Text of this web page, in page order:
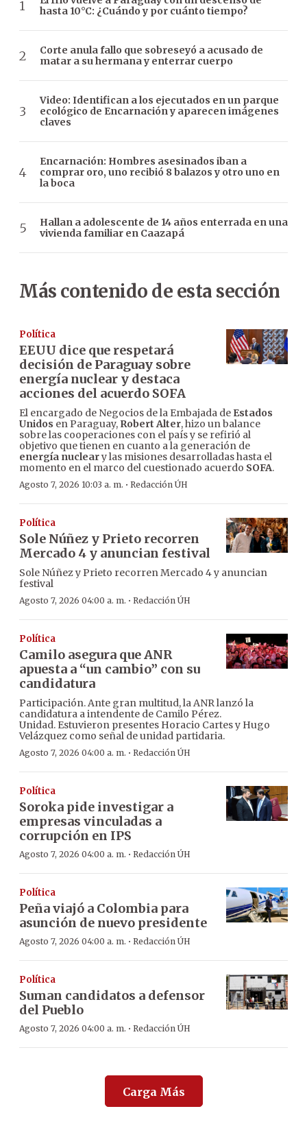
hasta 10°C: ¿Cuándo y por cuánto tiempo?
Corte anula fallo que sobreseyó a acusado de
matar a su hermana y enterrar cuerpo
Video: Identifican a los ejecutados en un parque
ecológico de Encarnación y aparecen imágenes
claves
Encarnación: Hombres asesinados iban a
comprar oro, uno recibió 8 balazos y otro uno en
la boca
Hallan a adolescente de 14 años enterrada en una
vivienda familiar en Caazapá
Más contenido de esta sección
Política
EEUU dice que respetará
decisión de Paraguay sobre
energía nuclear y destaca
acciones del acuerdo SOFA
El encargado de Negocios de la Embajada de Estados
Unidos en Paraguay, Robert Alter, hizo un balance
sobre las cooperaciones con el país y se refirió al
objetivo que tienen en cuanto a la generación de
energía nucleary las misiones desarrolladas hasta el
momento en el marco del cuestionado acuerdo SOFA.
Agosto 7, 2026 10:03 a. m. · Redacción ÚH
Política
Sole Núñez y Prieto recorren
Mercado 4 y anuncian festival
Sole Núñez y Prieto recorren Mercado 4 y anuncian
festival
Agosto 7, 2026 04:00 a. m. · Redacción ÚH
Política
Camilo asegura que ANR
apuesta a “un cambio” con su
candidatura
Participación. Ante gran multitud, la ANR lanzó la
candidatura a intendente de Camilo Pérez.
Unidad. Estuvieron presentes Horacio Cartes y Hugo
Velázquez como señal de unidad partidaria.
Agosto 7, 2026 04:00 a. m. · Redacción ÚH
Política
Soroka pide investigar a
empresas vinculadas a
corrupción en IPS
Agosto 7, 2026 04:00 a. m. · Redacción ÚH
Política
Peña viajó a Colombia para
asunción de nuevo presidente
Agosto 7, 2026 04:00 a. m. · Redacción ÚH
Política
Suman candidatos a defensor
del Pueblo
Agosto 7, 2026 04:00 a. m. · Redacción ÚH
Carga Más